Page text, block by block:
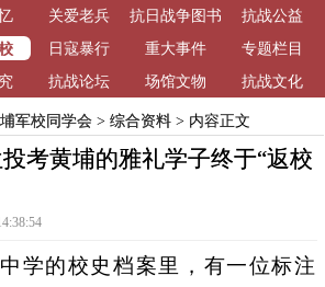
关爱老兵
抗日战争图书
馆
抗战公益
日寇暴行 重大事件
专题栏目
抗战论坛 场馆文物 抗战文化
军校同学会> 综合资料> 内容正文
考黄埔的雅礼学子终于“返校
的校史档案里，有一位标注